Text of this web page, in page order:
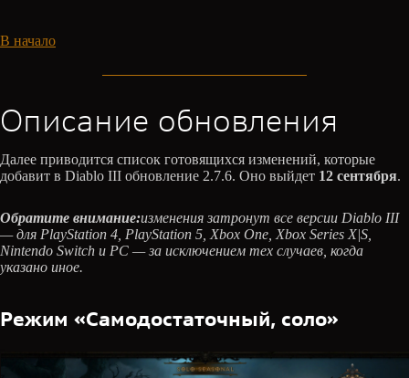
В начало
Описание обновления
Далее приводится список готовящихся изменений, которые
добавит в Diablo III обновление 2.7.6. Оно выйдет 12 сентября.
Обратите внимание:изменения затронут все версии Diablo III
— для PlayStation 4, PlayStation 5, Xbox One, Xbox Series X|S,
Nintendo Switch и PC — за исключением тех случаев, когда
указано иное.
Режим «Самодостаточный, соло»